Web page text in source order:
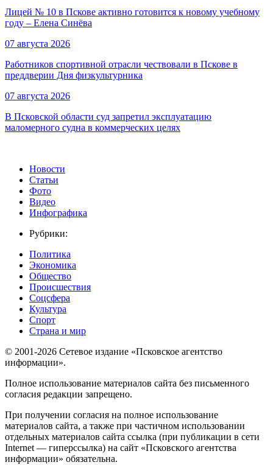
Лицей № 10 в Пскове активно готовится к новому учебному
году – Елена Синёва
07 августа 2026
Работников спортивной отрасли чествовали в Пскове в
преддверии Дня физкультурника
07 августа 2026
В Псковской области суд запретил эксплуатацию
маломерного судна в коммерческих целях
Новости
Статьи
Фото
Видео
Инфографика
Рубрики:
Политика
Экономика
Общество
Происшествия
Соцсфера
Культура
Спорт
Страна и мир
© 2001-2026 Сетевое издание «Псковское агентство
информации».
Полное использование материалов сайта без письменного
согласия редакции запрещено.
При получении согласия на полное использование
материалов сайта, а также при частичном использовании
отдельных материалов сайта ссылка (при публикации в сети
Internet — гиперссылка) на сайт «Псковского агентства
информации» обязательна.